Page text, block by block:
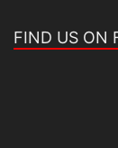
FIND US ON